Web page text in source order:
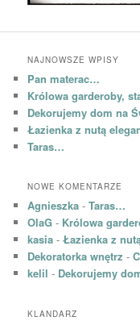
NAJNOWSZE WPISY
Pan materac…
Królowa garderoby,
Dekorujemy dom na
Łazienka z nutą
Taras…
NOWE KOMENTARZE
Agnieszka -Taras…
OlaG - Królowa
kasia -Łazienka z
Dekoratorka wnętrz -
kelil - Dekorujemy
KLANDARZ